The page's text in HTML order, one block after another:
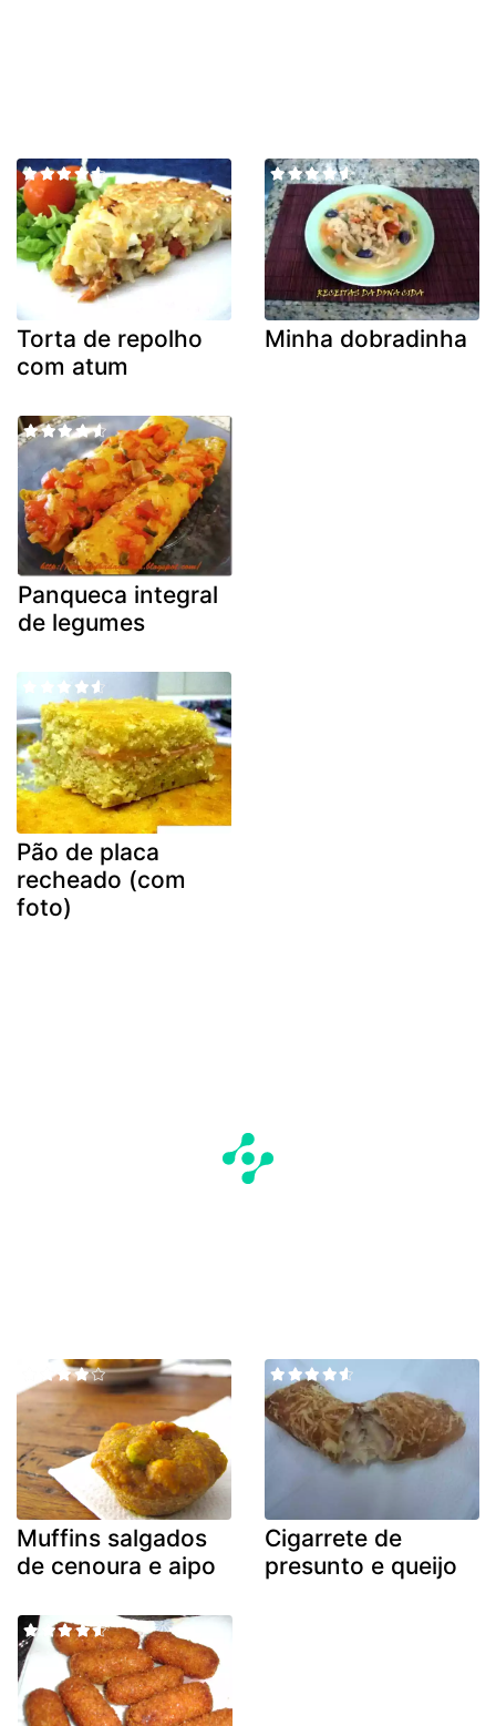
Torta de repolho
com atum
Minha dobradinha
Panqueca integral
de legumes
Pão de placa
recheado (com
foto)
Muffins salgados
de cenoura e aipo
Cigarrete de
presunto e queijo